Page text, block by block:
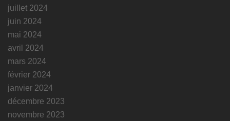
juillet 2024
juin 2024
mai 2024
avril 2024
mars 2024
février 2024
janvier 2024
décembre 2023
novembre 2023